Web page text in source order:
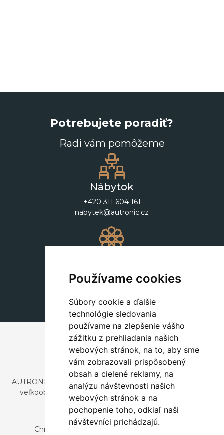
Používame cookies
Súbory cookie a ďalšie
technológie sledovania
používame na zlepšenie vášho
zážitku z prehliadania našich
webových stránok, na to, aby sme
vám zobrazovali prispôsobený
obsah a cielené reklamy, na
analýzu návštevnosti našich
webových stránok a na
pochopenie toho, odkiaľ naši
návštevníci prichádzajú.
Potrebujete poradiť?
Radi vám pomôžeme
Nábytok
+420 311 604 161
nabytek@autronic.cz
+420 311 604 182
dekorace@autronic.cz
AUTRONIC, s.r.o. je spoločnosť zaoberajúca sa dovozom a
veľkoobchodným predajom dizajnového aj štýlového
nábytku a dekorácií.
Česká republika
Chrustenice 270, 267 12 Loděnice u Berouna